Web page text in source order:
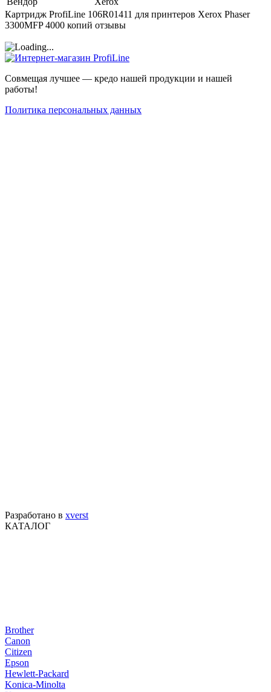
Картридж ProfiLine 106R01411 для принтеров Xerox Phaser
3300MFP 4000 копий отзывы
Совмещая лучшее — кредо нашей продукции и нашей
работы!
Политика персональных данных
Разработано в xverst
КАТАЛОГ
Brother
Canon
Citizen
Epson
Hewlett-Packard
Konica-Minolta